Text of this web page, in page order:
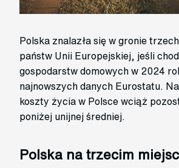
Polska znalazła się w gronie
państw Unii Europejskiej, jeśli
gospodarstw domowych w 2024
najnowszych danych Eurostatu.
koszty życia w Polsce wciąż
poniżej unijnej średniej.
Polska na trzecim